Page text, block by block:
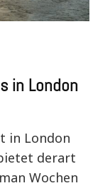
in London
in London
derart
Wochen